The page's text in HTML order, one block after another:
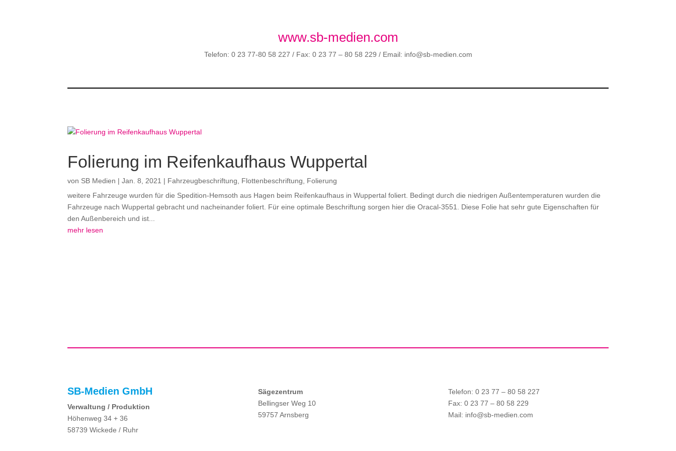
www.sb-medien.com
Telefon: 0 23 77-80 58 227 / Fax: 0 23 77 – 80 58 229 / Email: info@sb-medien.com
Folierung im Reifenkaufhaus Wuppertal
von SB Medien |Jan. 8, 2021 | Fahrzeugbeschriftung Flottenbeschriftung
Folierung
weitere Fahrzeuge wurden für die Spedition-Hemsoth aus Hagen beim Reifenkaufhaus in Wuppertal foliert. Bedingt durch die niedrigen Außentemperaturen wurden die
Fahrzeuge nach Wuppertal gebracht und nacheinander foliert. Für eine optimale Beschriftung sorgen hier die Oracal-3551. Diese Folie hat sehr gute Eigenschaften für
den Außenbereich und ist...
mehr lesen
SB-Medien GmbH
Verwaltung / Produktion
Höhenweg 34 + 36
58739 Wickede / Ruhr
Sägezentrum
Bellingser Weg 10
59757 Arnsberg
Telefon: 0 23 77 – 80 58 227
Fax: 0 23 77 – 80 58 229
Mail: info@sb-medien.com